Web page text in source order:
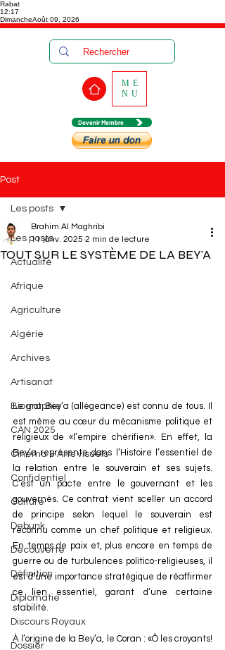
Rabat
12:17
DimancheAoût 09, 2026
Devenir Membre
ME
NU
Post
Les posts
Actualité
Afrique
Agriculture
Algérie
Archives
Artisanat
Biographie
CAN 2025
Cinéma & Arts visuels
Confidentiel
Culture
Debunk
Découverte
Définition
Diplomatie
Discours Royaux
Dossier
Les posts
TOUT SUR LE SYSTÈME DE LA BEY'A
Brahim Al Maghribi
11 janv. 2025 2 min de lecture
Le mot Bey’a (allégeance) est connu de tous. Il
est même au cœur du mécanisme politique et
religieux de «l’empire chérifien». En effet, la
Bey’a représente dans l’Histoire l’essentiel de
la relation entre le souverain et ses sujets.
C’est un pacte entre le gouvernant et les
gouvernés. Ce contrat vient sceller un accord
de principe selon lequel le souverain est
reconnu comme un chef politique et religieux.
En temps de paix et, plus encore en temps de
guerre ou de turbulences politico-religieuses, il
est d’une importance stratégique de réaffirmer
ce lien essentiel, garant d’une certaine
stabilité.
À l’origine de la Bey’a, le Coran : «Ô les croyants!